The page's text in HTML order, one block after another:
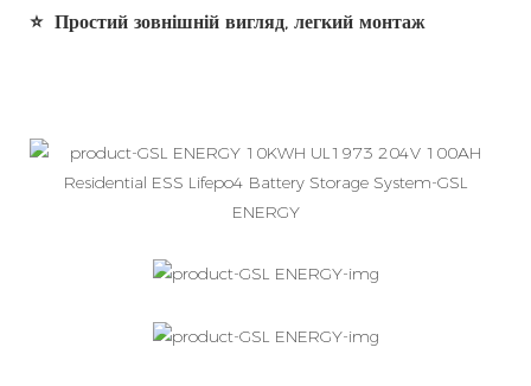
⭐ Простий зовнішній вигляд, легкий монтаж